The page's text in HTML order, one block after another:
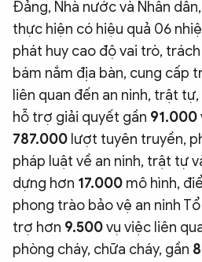
Đảng, Nhà nước và Nhân
thực hiện có hiệu quả 06
phát huy cao độ vai trò,
bám nắm địa bàn, cung cấp
liên quan đến an ninh, trật
hỗ trợ giải quyết gần 91.000
787.000 lượt tuyên truyền,
pháp luật về an ninh, trật tự
dựng hơn 17.000 mô hình,
phong trào bảo vệ an ninh
trợ hơn 9.500vụ việc liên
phòng cháy, chữa cháy, gần